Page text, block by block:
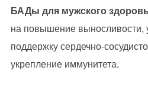
БАДы для мужского
на повышение выносливости,
поддержку сердечно-
укрепление иммунитета.